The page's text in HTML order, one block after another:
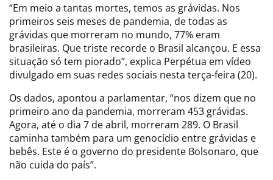
“Em meio a tantas mortes, temos as grávidas. Nos
primeiros seis meses de pandemia, de todas as
grávidas que morreram no mundo, 77% eram
brasileiras. Que triste recorde o Brasil alcançou. E essa
situação só tem piorado”, explica Perpétua em vídeo
divulgado em suas redes sociais nesta terça-feira (20).
Os dados, apontou a parlamentar, “nos dizem que no
primeiro ano da pandemia, morreram 453 grávidas.
Agora, até o dia 7 de abril, morreram 289. O Brasil
caminha também para um genocídio entre grávidas e
bebês. Este é o governo do presidente Bolsonaro, que
não cuida do país”.